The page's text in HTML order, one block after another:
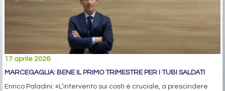
17 aprile 2026
MARCEGAGLIA: BENE IL PRIMO TRIMESTRE PER I TUBI SALDATI
Enrico Paladini: «L’intervento sui costi è cruciale, a prescindere